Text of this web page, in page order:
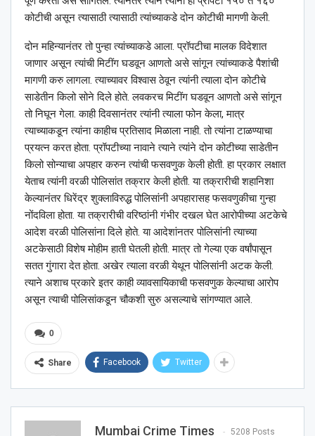
कोटीची असून त्यासाठी त्यासाठी त्यांच्याकडे दोन कोटीची मागणी केली.
दोन महिन्यानंतर तो पुन्हा त्यांच्याकडे आला. प्रॉपटीचा मालक विदेशात
जाणार असून त्यांची मिटींग घडवून आणतो असे सांगून त्यांच्याकडे पैशांची
मागणी करु लागला. त्याच्यावर विश्‍वास ठेवून त्यांनी त्याला दोन कोटीचे
साडेतीन किलो सोने दिले होते. लवकरच मिटींग घडवून आणतो असे सांगून
तो निघून गेला. काही दिवसानंतर त्यांनी त्याला फोन केला, मात्र
त्याच्याकडून त्यांना काहीच प्रतिसाद मिळाला नाही. तो त्यांना टाळण्याचा
प्रयत्न करत होता. प्रॉपटीच्या नावाने त्याने त्यांने दोन कोटीच्या साडेतीन
किलो सोन्याचा अपहार करुन त्यांची फसवणुक केली होती. हा प्रकार लक्षात
येताच त्यांनी वरळी पोलिसांत तक्रार केली होती. या तक्रारीची शहानिशा
केल्यानंतर धिरेंद्र शुक्लाविरुद्ध पोलिसांनी अपहारासह फसवणुकीचा गुन्हा
नोंदविला होता. या तक्रारीची वरिष्ठांनी गंभीर दखल घेत आरोपीच्या अटकेचे
आदेश वरळी पोलिसांना दिले होते. या आदेशांनतर पोलिसांनी त्याच्या
अटकेसाठी विशेष मोहीम हाती घेतली होती. मात्र तो गेल्या एक वर्षांपासून
सतत गुंगारा देत होता. अखेर त्याला वरळी येथून पोलिसांनी अटक केली.
त्याने अशाच प्रकारे इतर काही व्यावसायिकाची फसवणुक केल्याचा आरोप
असून त्याची पोलिसांकडून चौकशी सुरु असल्याचे सांगण्यात आले.
0
Share Facebook Twitter
Mumbai Crime Times 5208 Posts